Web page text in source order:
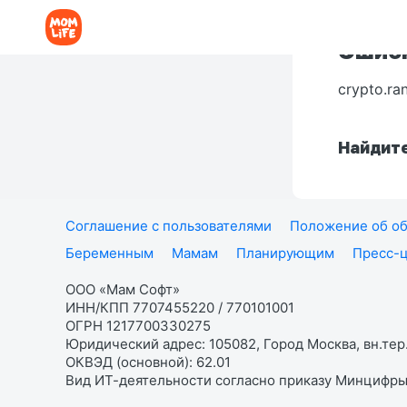
Соглашение с пользователями
Положение об
Беременным
Мамам Планирующим Пресс-
ООО «Мам Софт»
ИНН/КПП 7707455220 / 770101001
ОГРН 1217700330275
Юридический адрес: 105082, Город Москва,
ОКВЭД (основной): 62.01
Вид ИТ-деятельности согласно приказу